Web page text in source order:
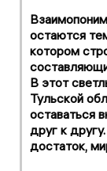
остаются
котором
В этот
Тульской
оставаться
друг к
достаток,